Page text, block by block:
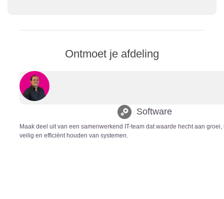
Ontmoet je afdeling
Software
Maak deel uit van een samenwerkend IT-team dat waarde hecht aan
veilig en efficiënt houden van systemen.